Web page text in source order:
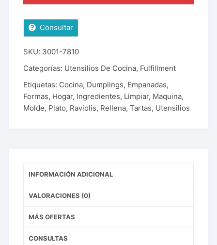
Consultar
SKU: 3001-7810
Categorías: Utensilios De Cocina, Fulfillment
Etiquetas: Cocina, Dumplings, Empanadas,
Formas, Hogar, Ingredientes, Limpiar, Maquina,
Molde, Plato, Raviolis, Rellena,Tartas, Utensilios
INFORMACIÓN ADICIONAL
VALORACIONES (0)
MÁS OFERTAS
CONSULTAS